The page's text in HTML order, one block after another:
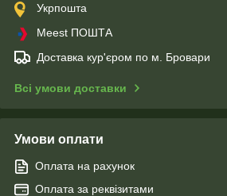
Укрпошта
Meest ПОШТА
Доставка кур'єром по м. Бровари
Всі умови доставки
Умови оплати
Оплата на рахунок
Оплата за реквізитами